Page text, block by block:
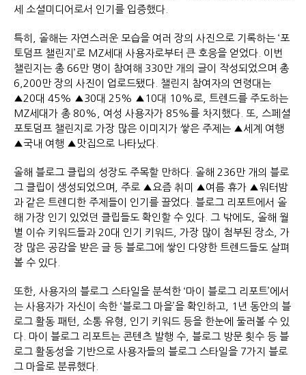
세 소셜미디어로서 인기를 입증했다.
특히, 올해는 자연스러운 모습을 여러 장의 사진으로 기록하는 ‘포
토덤프 챌린지’로 MZ세대 사용자로부터 큰 호응을 얻었다. 이번
챌린지는 총 66만 명이 참여해 330만 개의 글이 작성되었으며 총
6,200만 장의 사진이 업로드됐다. 챌린지 참여자의 연령대는
▲20대 45% ▲30대 25% ▲10대 10%로, 트렌드를 주도하는
MZ세대가 총 80%, 여성 사용자가 85%를 차지했다. 또, 스페셜
포토덤프 챌린지로 가장 많은 이미지가 쌓은 주제는 ▲세계 여행
▲국내 여행 ▲맛집으로 나타났다.
올해 블로그 클립의 성장도 주목할 만하다. 올해 236만 개의 블로
그 클립이 생성되었으며, 주로 ▲요즘 취미 ▲여름 휴가 ▲워터밤
과 같은 트렌디한 주제들이 인기를 끌었다. 블로그 리포트에서 올
해 가장 인기 있었던 클립들도 확인할 수 있다. 그 밖에도, 올해 월
별 이슈 키워드들과 20대 인기 키워드, 가장 많이 첨부된 장소, 가
장 많은 공감을 받은 글 등 블로그에 쌓인 다양한 트렌드들도 살펴
볼 수 있다.
또한, 사용자의 블로그 스타일을 분석한 ‘마이 블로그 리포트’에서
는 사용자가 자신이 속한 ‘블로그 마을’을 확인하고, 1년 동안의 블
로그 활동 패턴, 소통 유형, 인기 키워드 등을 한눈에 둘러볼 수 있
다. 마이 블로그 리포트는 콘텐츠 발행 수, 블로그 방문 횟수 등 블
로그 활동성을 기반으로 사용자들의 블로그 스타일을 7가지 블로
그 마을로 분류했다.